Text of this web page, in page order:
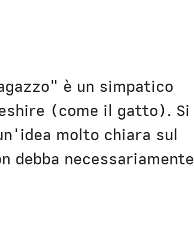
è un simpatico
(come il gatto). Si
molto chiara sul
debba necessariamente